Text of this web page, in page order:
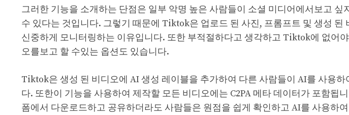
그러한 기능을 소개하는 단점은 일부 악명 높은 사람들이 소셜 미디어에서보고 싶
수 있다는 것입니다. 그렇기 때문에 Tiktok은 업로드 된 사진, 프롬프트 및 생성 된
신중하게 모니터링하는 이유입니다. 또한 부적절하다고 생각하고 Tiktok에 없어
오를보고 할 수있는 옵션도 있습니다.
Tiktok은 생성 된 비디오에 AI 생성 레이블을 추가하여 다른 사람들이 AI를 사용하
다. 또한이 기능을 사용하여 제작할 모든 비디오에는 C2PA 메타 데이터가 포함됩
폼에서 다운로드하고 공유하더라도 사람들은 원점을 쉽게 확인하고 AI를 사용하